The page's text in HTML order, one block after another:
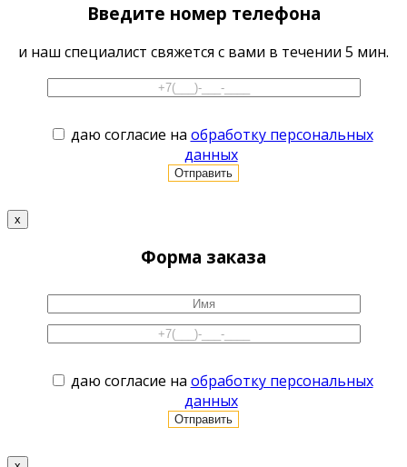
Введите номер телефона
и наш специалист свяжется с вами в течении 5 мин.
даю согласие на обработку персональных
данных
x
Форма заказа
даю согласие на обработку персональных
данных